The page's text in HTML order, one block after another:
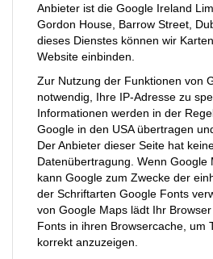
Anbieter ist die Google Ireland
Gordon House, Barrow Street,
dieses Dienstes können wir
Website einbinden.
Zur Nutzung der Funktionen von
notwendig, Ihre IP-Adresse zu
Informationen werden in der
Google in den USA übertragen
Der Anbieter dieser Seite hat
Datenübertragung. Wenn Google
kann Google zum Zwecke der
der Schriftarten Google Fonts
von Google Maps lädt Ihr
Fonts in ihren Browsercache, um
korrekt anzuzeigen.